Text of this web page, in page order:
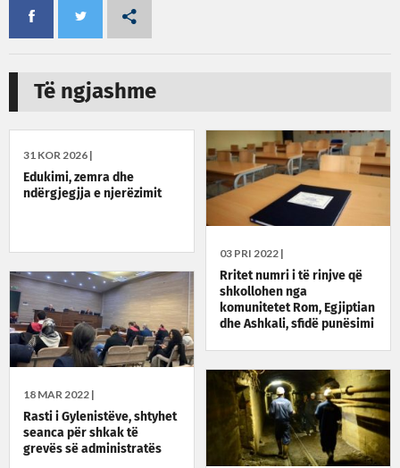
Të ngjashme
31 KOR 2026 |
Edukimi, zemra dhe
ndërgjegjja e njerëzimit
03 PRI 2022 |
Rritet numri i të rinjve që
shkollohen nga
komunitetet Rom, Egjiptian
dhe Ashkali, sfidë punësimi
18 MAR 2022 |
Rasti i Gylenistëve, shtyhet
seanca për shkak të
grevës së administratës